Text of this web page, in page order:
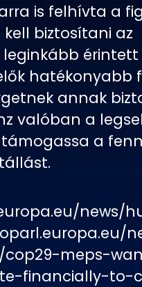
is felhívta a
biztosítani az
hatékonyabb
annak
valóban a
támogassa a
news/
cop29-meps-
financially-to-